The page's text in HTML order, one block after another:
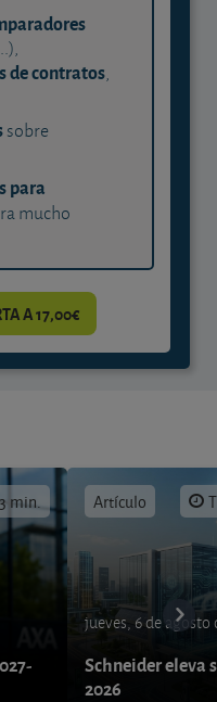
de contratos,
sobre
para
mucho
A 17,00€
min. Artículo
jueves, 6 de agosto
Schneider eleva
2026